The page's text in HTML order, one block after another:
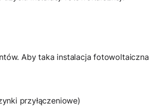
Aby taka instalacja fotowoltaiczna
przyłączeniowe)